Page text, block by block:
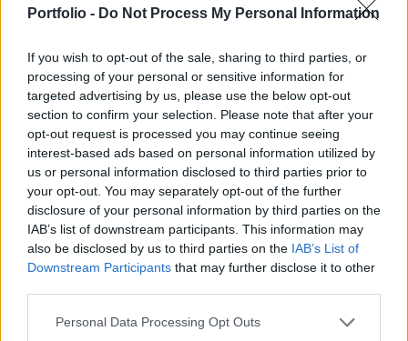
Portfolio - Do Not Process My Personal Information
If you wish to opt-out of the sale, sharing to third parties, or
processing of your personal or sensitive information for
targeted advertising by us, please use the below opt-out
section to confirm your selection. Please note that after your
opt-out request is processed you may continue seeing
interest-based ads based on personal information utilized by
us or personal information disclosed to third parties prior to
your opt-out. You may separately opt-out of the further
disclosure of your personal information by third parties on the
IAB’s list of downstream participants. This information may
also be disclosed by us to third parties on the IAB’s List of
Downstream Participants that may further disclose it to other
Personal Data Processing Opt Outs
fejlesztését, valamint erősítse az Antenna
Mint ismeretes, az Antenna Multimédia Kft-t 1999 őszén
110 m Ft alaptőkével hozta létre az Antenna Hungária, mint
100%-os leányvállalatát. A kft. eddigi tevékenysége során
már kiépítette az európai viszonylatban is csúcsminőségű
multimédiás kapacitását, melynek eredményeként éppen a
napokban került az üzletekbe az Antenna Multimédia Kft.
első DVD lemeze - az Oltári...
KEDVES OLVASÓNK!
tartozik, melynek olvasása előfizetéses